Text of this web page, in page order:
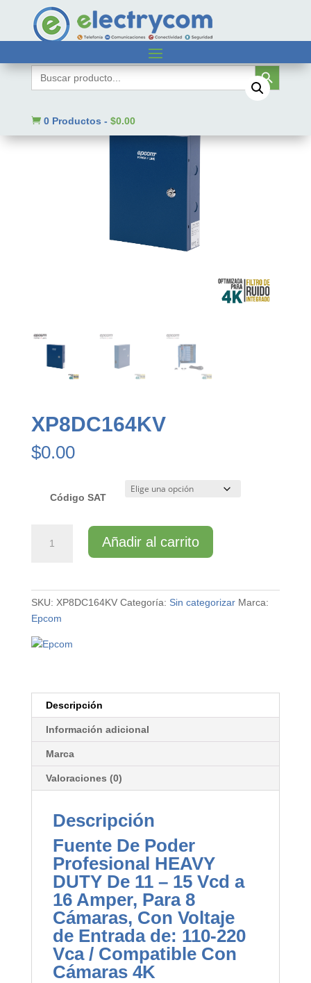
Buscar: Botón de búsqueda
 0 Productos - $0.00
/ XP8DC164KV
XP8DC164KV
$0.00
Código SAT
XP8DC164KV
cantidad
Añadir al carrito
SKU: XP8DC164KV Categoría: Sin categorizar Marca:
Epcom
Descripción
Información adicional
Marca
Valoraciones (0)
Descripción
Fuente De Poder
Profesional HEAVY
DUTY De 11 – 15 Vcd a
16 Amper, Para 8
Cámaras, Con Voltaje
de Entrada de: 110-220
Vca / Compatible Con
Cámaras 4K